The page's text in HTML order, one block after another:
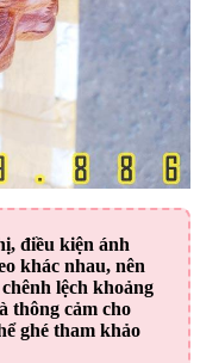
điều kiện ánh
khác nhau, nên
lệch khoảng
thông cảm cho
ghé tham khảo